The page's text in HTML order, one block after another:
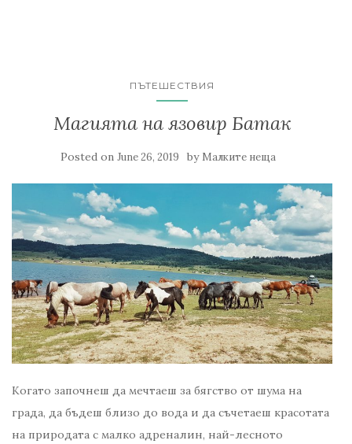
ПЪТЕШЕСТВИЯ
Магията на язовир Батак
Posted on June 26, 2019 by Малките неща
Когато започнеш да мечтаеш за бягство от шума на
града, да бъдеш близо до вода и да съчетаеш красотата
на природата с малко адреналин, най-лесното